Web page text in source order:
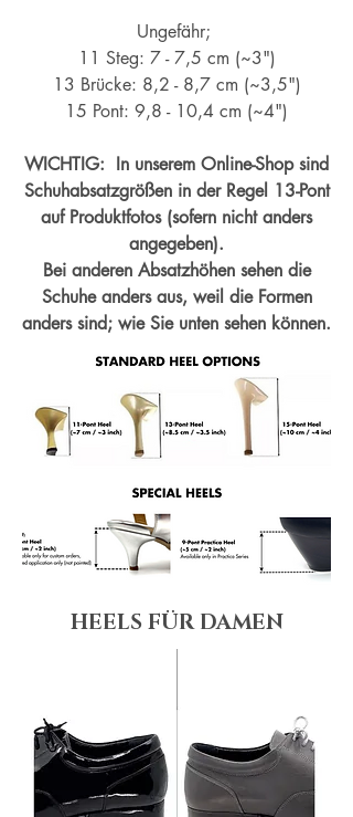
Ungefähr;
11 Steg: 7 - 7,5 cm (~3")
13 Brücke: 8,2 - 8,7 cm (~3,5")
15 Pont: 9,8 - 10,4 cm (~4")
WICHTIG: In unserem Online-Shop sind
Schuhabsatzgrößen in der Regel 13-Pont
auf Produktfotos (sofern nicht anders
angegeben).
Bei anderen Absatzhöhen sehen die
Schuhe anders aus, weil die Formen
anders sind; wie Sie unten sehen können.
HEELS FÜR DAMEN